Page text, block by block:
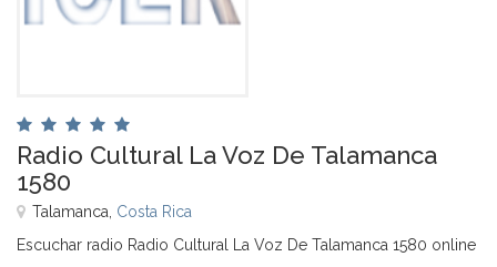
Radio Cultural La Voz De Talamanca
1580
Talamanca, Costa Rica
Escuchar radio Radio Cultural La Voz De Talamanca 1580 online